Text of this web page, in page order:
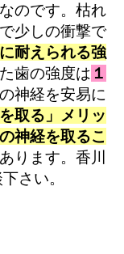
なのです。枯れ
少しの衝撃で
耐えられる強
歯の強度は １
神経を安易に
取る」メリッ
神経を取るこ
ります。香川
さい。